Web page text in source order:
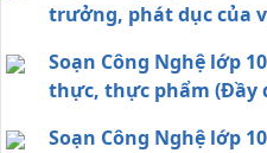
trưởng, phát dục của
Soạn Công Nghệ lớp
thực, thực phẩm (Đầy
Soạn Công Nghệ lớp